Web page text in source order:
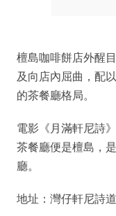
檀島咖啡餅店外醒
及向店內屈曲，配
的茶餐廳格局。
電影《月滿軒尼詩
茶餐廳便是檀島，
廳。
地址：灣仔軒尼詩